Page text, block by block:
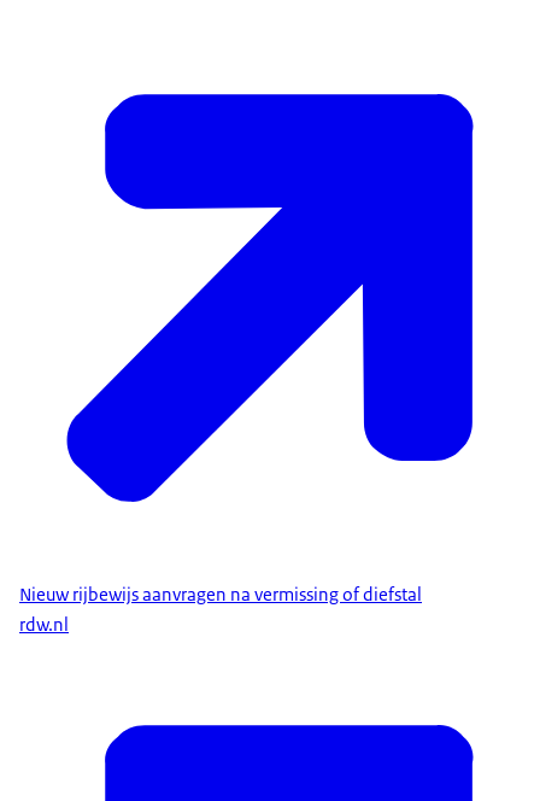
Nieuw rijbewijs aanvragen na vermissing of diefstal
rdw.nl